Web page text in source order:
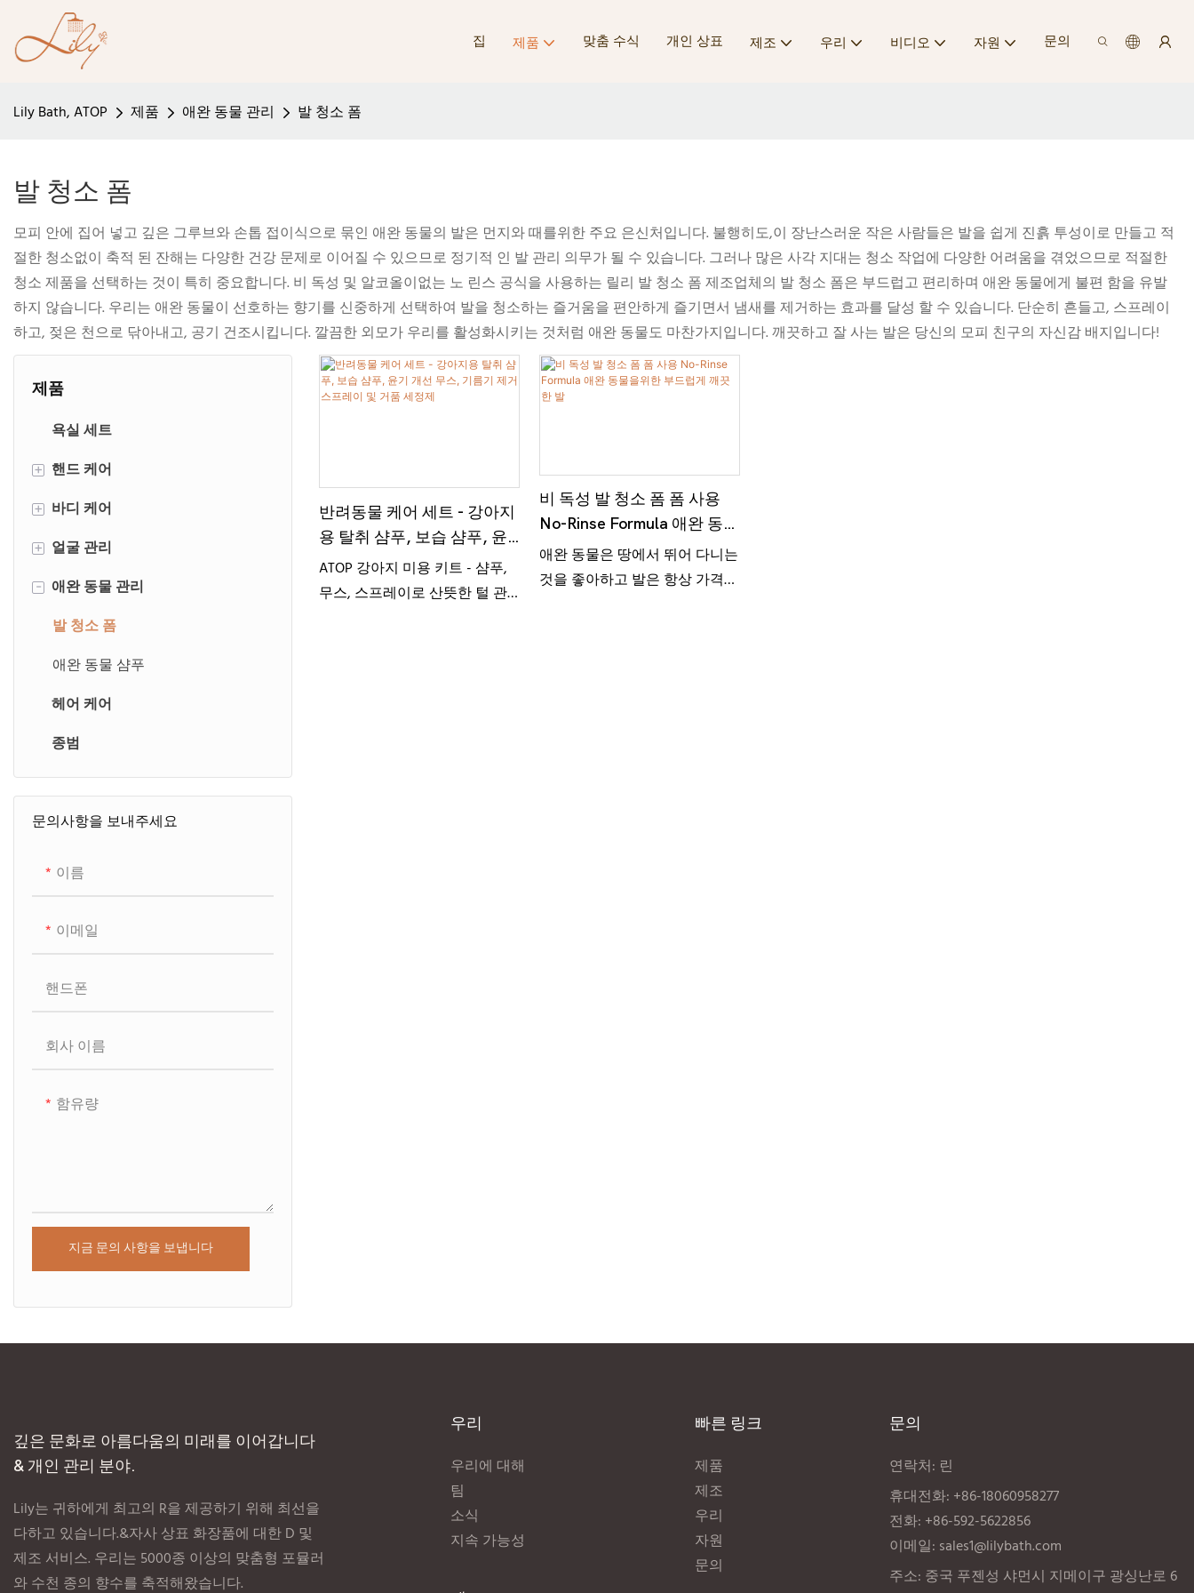
집 제품 맞춤 수식 개인 상표 제조 우리 비디오 자원 문의
Lily Bath, ATOP 제품 애완 동물 관리 발 청소 폼
발 청소 폼
모피 안에 집어 넣고 깊은 그루브와 손톱 접이식으로 묶인 애완 동물의 발은 먼지와 때를위한 주요 은신처입니다. 불행히도,이 장난스러운 작은 사람들은 발을 쉽게 진흙 투성이로 만들고 적
절한 청소없이 축적 된 잔해는 다양한 건강 문제로 이어질 수 있으므로 정기적 인 발 관리 의무가 될 수 있습니다. 그러나 많은 사각 지대는 청소 작업에 다양한 어려움을 겪었으므로 적절한
청소 제품을 선택하는 것이 특히 중요합니다. 비 독성 및 알코올이없는 노 린스 공식을 사용하는 릴리 발 청소 폼 제조업체의 발 청소 폼은 부드럽고 편리하며 애완 동물에게 불편 함을 유발
하지 않습니다. 우리는 애완 동물이 선호하는 향기를 신중하게 선택하여 발을 청소하는 즐거움을 편안하게 즐기면서 냄새를 제거하는 효과를 달성 할 수 있습니다. 단순히 흔들고, 스프레이
하고, 젖은 천으로 닦아내고, 공기 건조시킵니다. 깔끔한 외모가 우리를 활성화시키는 것처럼 애완 동물도 마찬가지입니다. 깨끗하고 잘 사는 발은 당신의 모피 친구의 자신감 배지입니다!
제품
욕실 세트
+ 핸드 케어
손비누
거품이 나는 핸드솝
핸드로션
핸드크림
핸드세럼
+ 바디 케어
바디워시
샤워젤
바디로션
바디크림
바디세럼
바디 스크럽
바 비누
바디 버터
입욕제
샤워기 스티머
입욕제
+ 얼굴 관리
페이셜 세럼
페이스 스크럽
페이스 크림
페이셜 마스크
립 마스크
아이 마스크
-
애완 동물 관리
발 청소 폼
애완 동물 샴푸
헤어 케어
종범
문의사항을 보내주세요
이름
이메일
핸드폰
회사 이름
함유량
지금 문의 사항을 보냅니다
반려동물 케어 세트 - 강아지
용 탈취 샴푸, 보습 샴푸, 윤
기 개선 무스, 기름기 제거 스
프레이 및 거품 세정제
ATOP 강아지 미용 키트 - 샴푸,
무스, 스프레이로 산뜻한 털 관
비 독성 발 청소 폼 폼 사용
No-Rinse Formula 애완 동물
을위한 부드럽게 깨끗한 발
애완 동물은 땅에서 뛰어 다니는
것을 좋아하고 발은 항상 가격을
깊은 문화로 아름다움의 미래를 이어갑니다
& 개인 관리 분야.
Lily는 귀하에게 최고의 R을 제공하기 위해 최선을
다하고 있습니다.&자사 상표 화장품에 대한 D 및
제조 서비스. 우리는 5000종 이상의 맞춤형 포뮬러
와 수천 종의 향수를 축적해왔습니다.
우리
우리에 대해
팀
소식
지속 가능성
빠른 링크
제품
제조
우리
자원
문의
문의
연락처: 린
휴대전화: +86-18060958277
전화: +86-592-5622856
이메일: sales1@lilybath.com
주소: 중국 푸젠성 샤먼시 지메이구 광싱난로 6